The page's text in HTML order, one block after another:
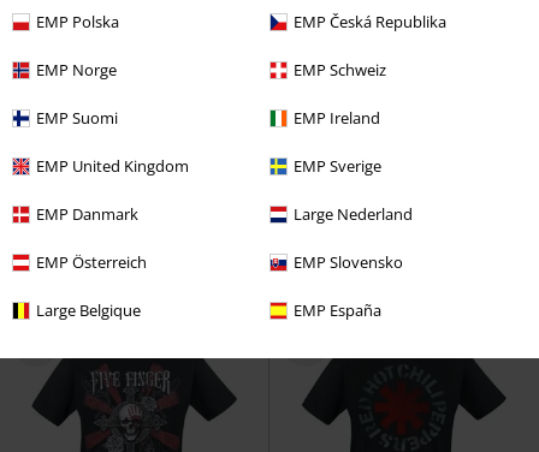
EMP Polska EMP Česká Republika
EMP Norge EMP Schweiz
EMP Suomi EMP Ireland
EMP United Kingdom EMP Sverige
EMP Danmark Large Nederland
EMP Österreich EMP Slovensko
Large Belgique EMP España
Adviesprijs vanaf
vanaf
Hybrid Theory Linkin Park
shirt
€ 48,99
Mein Land
met korte mouwen